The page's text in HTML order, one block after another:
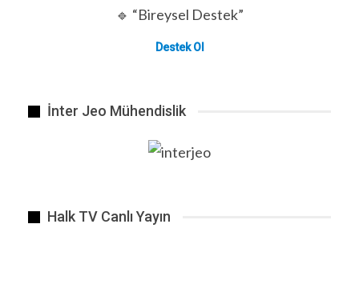
🔹 “Bireysel Destek”
Destek Ol
İnter Jeo Mühendislik
Halk TV Canlı Yayın